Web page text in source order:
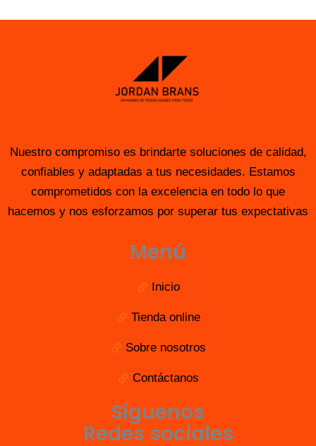
Nuestro compromiso es brindarte soluciones de calidad,
confiables y adaptadas a tus necesidades. Estamos
comprometidos con la excelencia en todo lo que
hacemos y nos esforzamos por superar tus expectativas
Menú
Inicio
Tienda online
Sobre nosotros
Contáctanos
Síguenos
Redes sociales